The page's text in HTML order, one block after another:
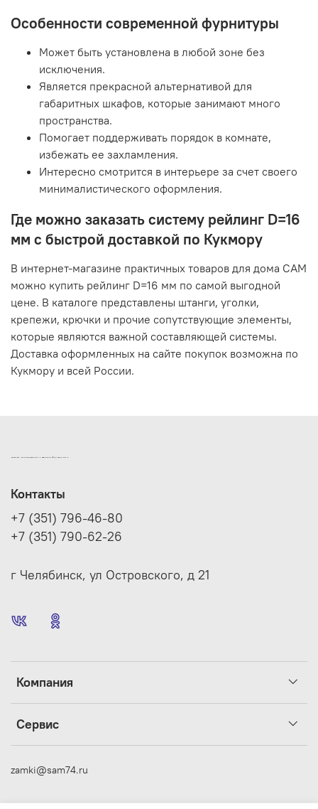
Особенности современной фурнитуры
Может быть установлена в любой зоне без
исключения.
Является прекрасной альтернативой для
габаритных шкафов, которые занимают много
пространства.
Помогает поддерживать порядок в комнате,
избежать ее захламления.
Интересно смотрится в интерьере за счет своего
минималистического оформления.
Где можно заказать систему рейлинг D=16
мм с быстрой доставкой по Кукмору
В интернет-магазине практичных товаров для дома САМ
можно купить рейлинг D=16 мм по самой выгодной
цене. В каталоге представлены штанги, уголки,
крепежи, крючки и прочие сопутствующие элементы,
которые являются важной составляющей системы.
Доставка оформленных на сайте покупок возможна по
Кукмору и всей России.
Компания
Сервис
Контакты
+7 (351) 796-46-80
+7 (351) 790-62-26
г Челябинск, ул Островского, д 21
zamki@sam74.ru